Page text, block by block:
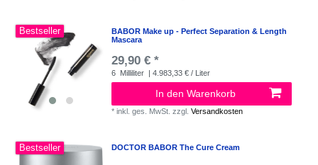
Bestseller
BABOR Make up - Perfect Separation & Length
Mascara
29,90 € *
6 Milliliter | 4.983,33 € / Liter
In den Warenkorb
*inkl. ges. MwSt. zzgl.Versandkosten
Bestseller DOCTOR BABOR The Cure Cream